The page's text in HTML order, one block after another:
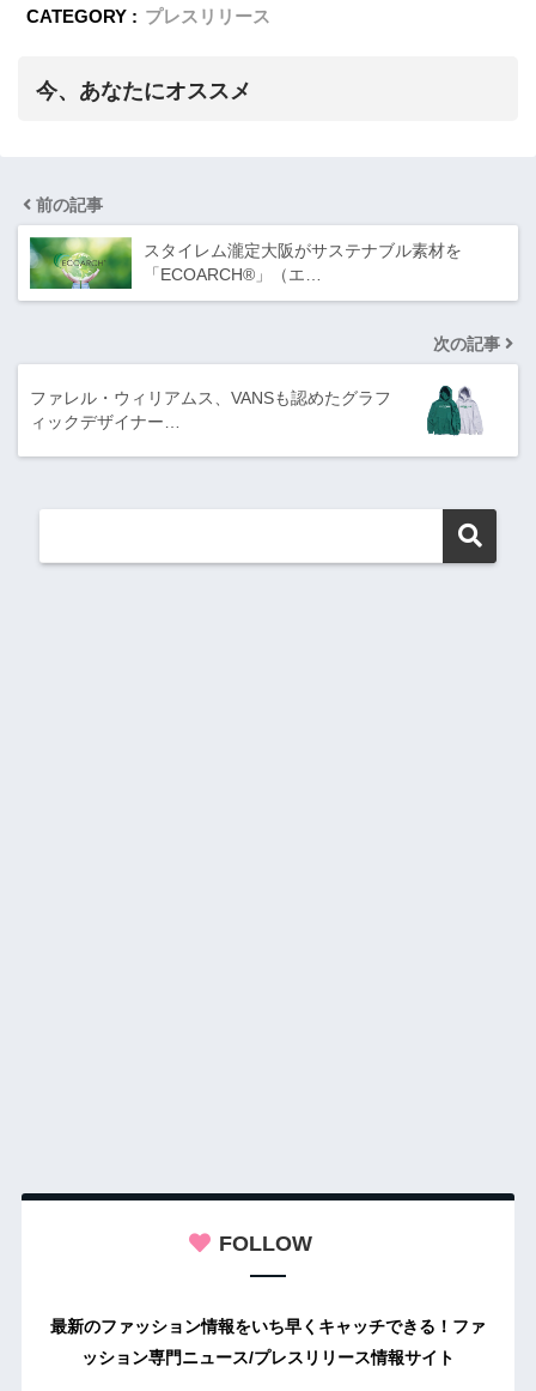
CATEGORY : プレスリリース
今、あなたにオススメ
前の記事
スタイレム瀧定大阪がサステナブル素材を
「ECOARCH®」（エ…
次の記事
ファレル・ウィリアムス、VANSも認めたグラフ
ィックデザイナー…
FOLLOW
最新のファッション情報をいち早くキャッチできる！ファ
ッション専門ニュース/プレスリリース情報サイト